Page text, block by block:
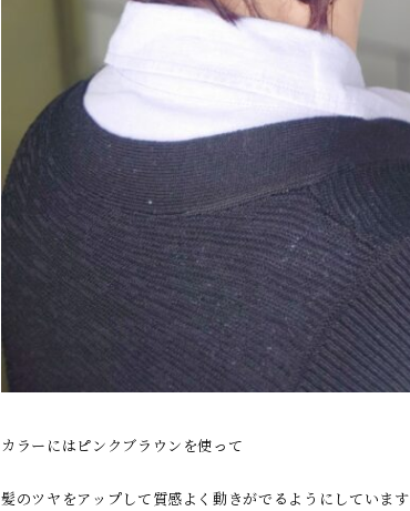
カラーにはピンクブラウンを使って
髪のツヤをアップして質感よく動きがでるようにしています